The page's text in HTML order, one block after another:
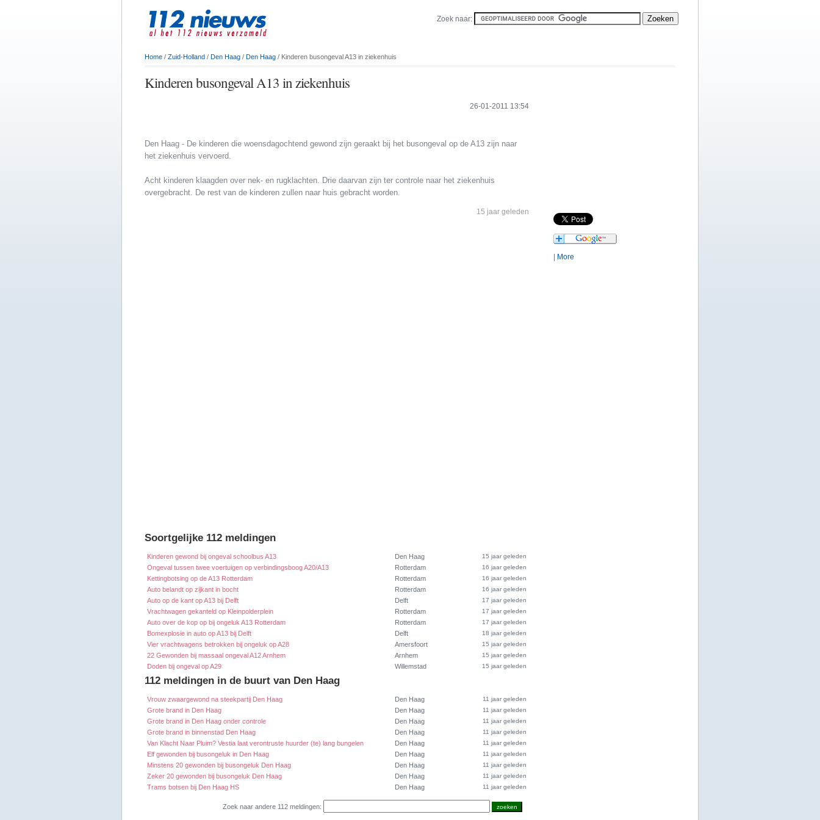
Zoek naar:
Home / Zuid-Holland / Den Haag / Den Haag / Kinderen busongeval A13 in ziekenhuis
Kinderen busongeval A13 in ziekenhuis
26-01-2011 13:54
Den Haag - De kinderen die woensdagochtend gewond zijn geraakt bij het busongeval op de A13 zijn naar
het ziekenhuis vervoerd.
Acht kinderen klaagden over nek- en rugklachten. Drie daarvan zijn ter controle naar het ziekenhuis
overgebracht. De rest van de kinderen zullen naar huis gebracht worden.
15 jaar geleden
Soortgelijke 112 meldingen
Kinderen gewond bij ongeval schoolbus A13 Den Haag 15 jaar geleden
Ongeval tussen twee voertuigen op verbindingsboog A20/A13 Rotterdam 16 jaar geleden
Kettingbotsing op de A13 Rotterdam Rotterdam 16 jaar geleden
Auto belandt op zijkant in bocht Rotterdam 16 jaar geleden
Auto op de kant op A13 bij Delft Delft 17 jaar geleden
Vrachtwagen gekanteld op Kleinpolderplein Rotterdam 17 jaar geleden
Auto over de kop op bij ongeluk A13 Rotterdam Rotterdam 17 jaar geleden
Bomexplosie in auto op A13 bij Delft Delft 18 jaar geleden
Vier vrachtwagens betrokken bij ongeluk op A28 Amersfoort 15 jaar geleden
22 Gewonden bij massaal ongeval A12 Arnhem Arnhem 15 jaar geleden
Doden bij ongeval op A29 Willemstad 15 jaar geleden
112 meldingen in de buurt van Den Haag
Vrouw zwaargewond na steekpartij Den Haag Den Haag 11 jaar geleden
Grote brand in Den Haag Den Haag 11 jaar geleden
Grote brand in Den Haag onder controle Den Haag 11 jaar geleden
Grote brand in binnenstad Den Haag Den Haag 11 jaar geleden
Van Klacht Naar Pluim? Vestia laat verontruste huurder (te) lang bungelen Den Haag 11 jaar geleden
Elf gewonden bij busongeluk in Den Haag Den Haag 11 jaar geleden
Minstens 20 gewonden bij busongeluk Den Haag Den Haag 11 jaar geleden
Zeker 20 gewonden bij busongeluk Den Haag Den Haag 11 jaar geleden
Trams botsen bij Den Haag HS Den Haag 11 jaar geleden
Zoek naar andere 112 meldingen:
More